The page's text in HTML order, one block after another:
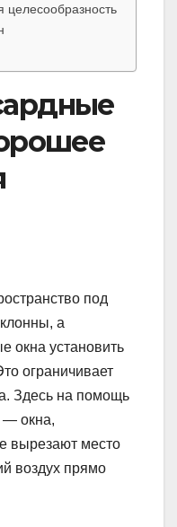
целесообразность
под
а
окна установить
ограничивает
Здесь на помощь
— окна,
вырезают место
воздух прямо